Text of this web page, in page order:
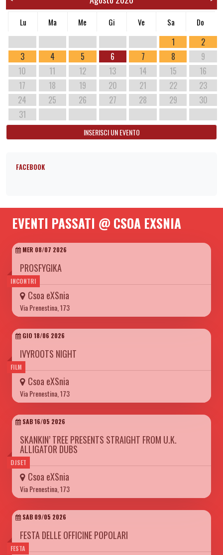
Lu Ma Me Gi Ve Sa Do
1
2
3
4 5 6 7 8
9
10
11 12 13 14 15
16
17
18 19 20 21 22
23
24
25 26 27 28 29
30
31
INSERISCI UN EVENTO
FACEBOOK
EVENTI PASSATI @ CSOA EXSNIA
INCONTRI
MER 08/07 2026
PROSFYGIKA
Csoa eXSnia
Via Prenestina, 173
FILM
GIO 18/06 2026
IVYROOTS NIGHT
Csoa eXSnia
Via Prenestina, 173
DJSET
SAB 16/05 2026
SKANKIN’ TREE PRESENTS STRAIGHT FROM U.K.
ALLIGATOR DUBS
Csoa eXSnia
Via Prenestina, 173
FESTA
SAB 09/05 2026
FESTA DELLE OFFICINE POPOLARI